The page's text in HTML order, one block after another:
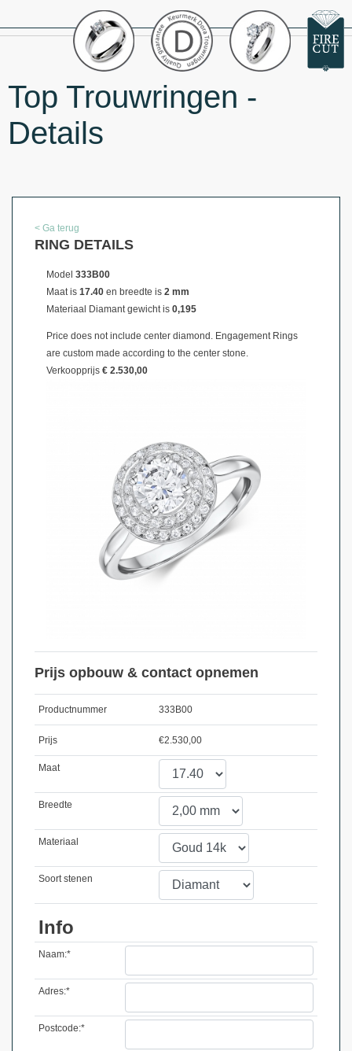
Top Trouwringen -
Details
< Ga terug
RING DETAILS
Model 333B00
Maat is 17.40 en breedte is 2 mm
Materiaal Diamant gewicht is 0,195
Price does not include center diamond. Engagement Rings
are custom made according to the center stone.
Verkoopprijs € 2.530,00
Prijs opbouw & contact opnemen
Productnummer 333B00
Prijs €2.530,00
Maat
Breedte
Materiaal
Soort stenen
Info
Naam:*
Adres:*
Postcode:*